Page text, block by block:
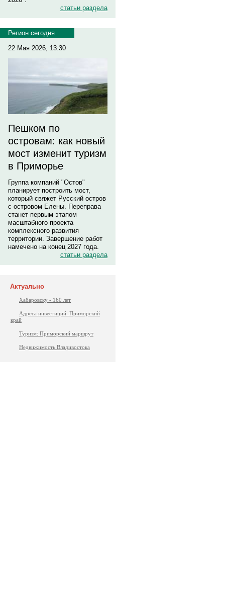
статьи раздела
Регион сегодня
22 Мая 2026, 13:30
Пешком по
островам: как новый
мост изменит туризм
в Приморье
Группа компаний "Остов"
планирует построить мост,
который свяжет Русский остров
с островом Елены. Переправа
станет первым этапом
масштабного проекта
комплексного развития
территории. Завершение работ
намечено на конец 2027 года.
статьи раздела
Актуально
Хабаровску - 160 лет
Адреса инвестиций. Приморский
край
Туризм: Приморский маршрут
Недвижимость Владивостока